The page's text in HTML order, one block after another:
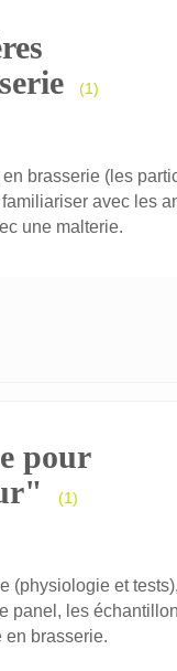
(1)
brasserie (les
avec les
une malterie.
pour
(1)
(physiologie et
panel, les
en brasserie.